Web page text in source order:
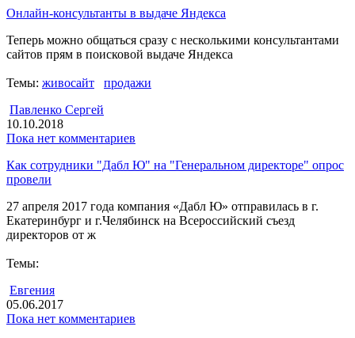
Онлайн-консультанты в выдаче Яндекса
Теперь можно общаться сразу с несколькими консультантами
сайтов прям в поисковой выдаче Яндекса
Темы: живосайт
продажи
Павленко Сергей
10.10.2018
Пока нет комментариев
Как сотрудники "Дабл Ю" на "Генеральном директоре" опрос
провели
27 апреля 2017 года компания «Дабл Ю» отправилась в г.
Екатеринбург и г.Челябинск на Всероссийский съезд
директоров от ж
Темы:
Евгения
05.06.2017
Пока нет комментариев